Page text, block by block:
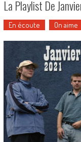
La Playlist De
En écoute On aime